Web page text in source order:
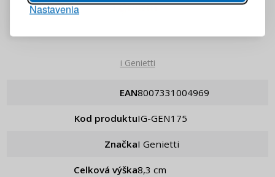
Nastavenia
i Genietti
EAN 8007331004969
Kod produktu IG-GEN175
Značka i Genietti
Celková výška 8,3 cm
PRIHLÁSIŤ SA